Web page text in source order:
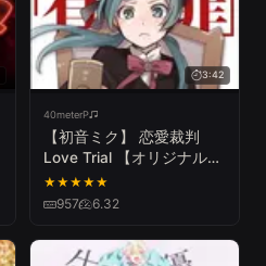
3:42
40meterP
【初音ミク】 恋愛裁判
Love Trial 【オリジナル
MV】
★★★★★
957 6.32